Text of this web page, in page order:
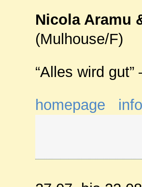
Nicola Aramu
(Mulhouse/F)
“Alles wird
homepage
info